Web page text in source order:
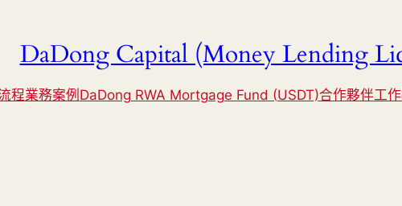
DaDong Capital (Money Lending
程業務案例 DaDong RWA Mortgage Fund (USDT)合作夥伴工